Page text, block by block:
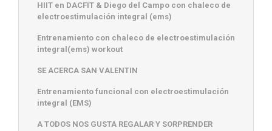
HIIT en DACFIT & Diego del Campo con chaleco de
electroestimulación integral (ems)
Entrenamiento con chaleco de electroestimulación
integral(ems) workout
SE ACERCA SAN VALENTIN
Entrenamiento funcional con electroestimulación
integral (EMS)
A TODOS NOS GUSTA REGALAR Y SORPRENDER